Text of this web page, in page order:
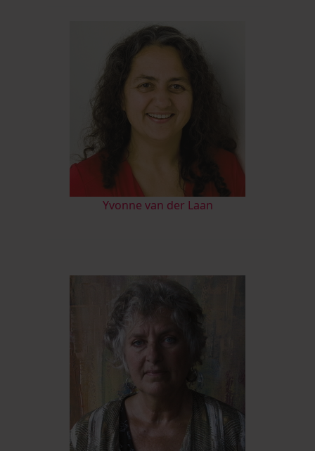
Yvonne van der Laan